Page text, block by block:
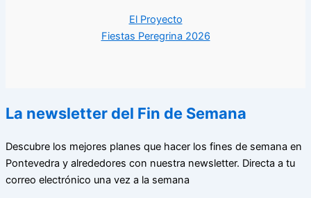
El Proyecto
Fiestas Peregrina 2026
La newsletter del Fin de Semana
Descubre los mejores planes que hacer los fines de semana en
Pontevedra y alrededores con nuestra newsletter. Directa a tu
correo electrónico una vez a la semana